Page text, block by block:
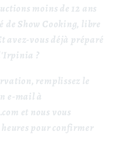
moins de 12 ans
de Show Cooking, libre
avez-vous déjà préparé
?
remplissez le
e-mail à
et nous vous
pour confirmer